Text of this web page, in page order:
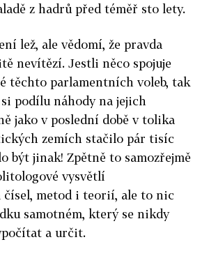
z hadrů před téměř sto lety.
lež, ale vědomí, že pravda
nevítězí. Jestli něco spojuje
těchto parlamentních voleb, tak
podílu náhody na jejich
jako v poslední době v tolika
zemích stačilo pár tisíc
být jinak! Zpětně to samozřejmě
vysvětlí
metod i teorií, ale to nic
samotném, který se nikdy
a určit.